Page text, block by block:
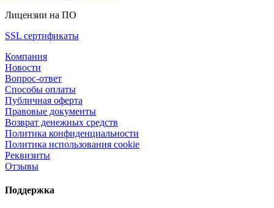
Лицензии на ПО
SSL сертификаты
Компания
Новости
Вопрос-ответ
Способы оплаты
Публичная оферта
Правовые документы
Возврат денежных средств
Политика конфиденциальности
Политика использования cookie
Реквизиты
Отзывы
Поддержка